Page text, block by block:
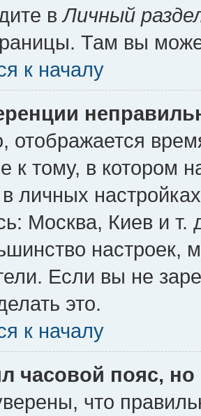
вЛичный
Там вы
к началу
отображается
к тому, в котором
личных
Москва, Киев и т.
настроек,
Если вы не
это.
к началу
часовой пояс,
что